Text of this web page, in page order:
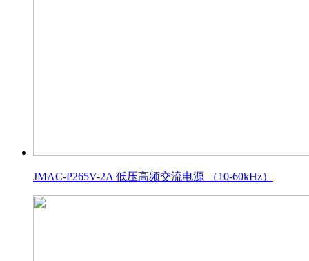
JMAC-P265V-2A 低压高频交流电源 （10-60kHz）